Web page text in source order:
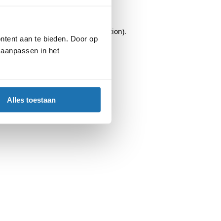
aan te bieden. Door op
in het
Alles toestaan
for more information).